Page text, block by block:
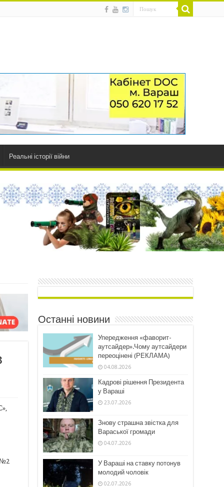
Реальні історії війни
№2
Останні новини
Упередження «фаворит-
аутсайдер».Чому аутсайдери
переоцінені (РЕКЛАМА)
04.08.2026
Кадрові рішення Президента
у Вараші
23.07.2026
Знову страшна звістка для
Вараської громади
04.07.2026
У Вараші на ставку потонув
молодий чоловік
02.07.2026